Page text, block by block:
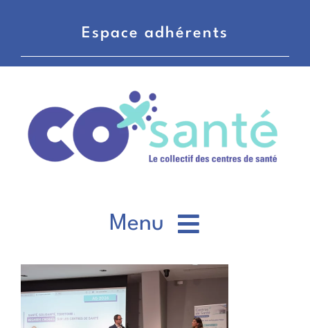
Espace adhérents
Menu
CO’santé
Centres de santé
Voir
l'image
agrandie